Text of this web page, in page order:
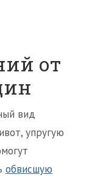
от
вид
упругую
обвисшую